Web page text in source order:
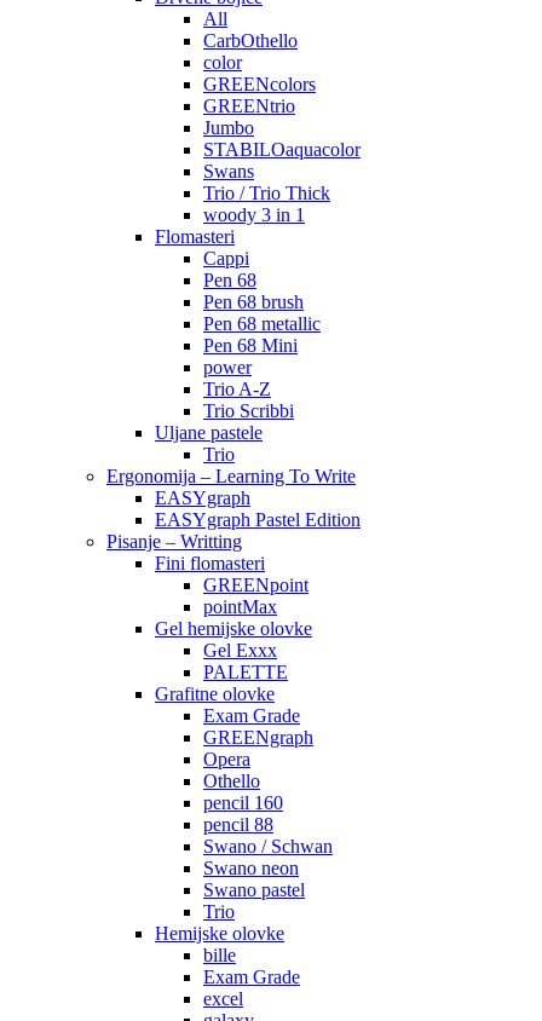
All
CarbOthello
color
GREENcolors
GREENtrio
Jumbo
STABILOaquacolor
Swans
Trio / Trio Thick
woody 3 in 1
Flomasteri
Cappi
Pen 68
Pen 68 brush
Pen 68 metallic
Pen 68 Mini
power
Trio A-Z
Trio Scribbi
Uljane pastele
Trio
Ergonomija – Learning To Write
EASYgraph
EASYgraph Pastel Edition
Pisanje – Writting
Fini flomasteri
GREENpoint
pointMax
Gel hemijske olovke
Gel Exxx
PALETTE
Grafitne olovke
Exam Grade
GREENgraph
Opera
Othello
pencil 160
pencil 88
Swano / Schwan
Swano neon
Swano pastel
Trio
Hemijske olovke
bille
Exam Grade
excel